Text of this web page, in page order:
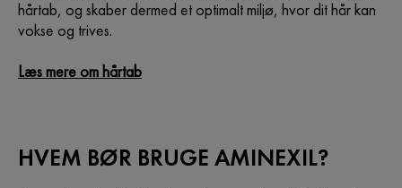
hårtab, og skaber dermed et optimalt miljø, hvor dit hår kan
vokse og trives.
Læs mere om hårtab
HVEM BØR BRUGE AMINEXIL?